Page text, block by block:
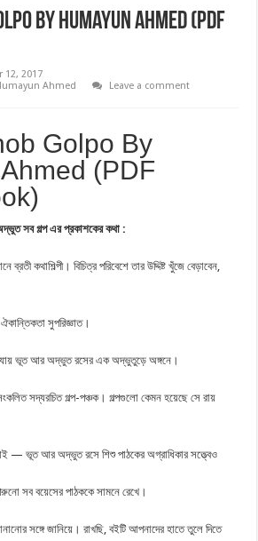
By Humayun Ahmed (PDF
12, 2017
Ahmed
Leave a comment
Golpo By
(PDF
গল্প এর প্রকাশকের কথা :
ব্রতী কথাশিল্পী। বিচিত্র পরিবেশে তার উদ্দিষ্ট খুঁজে বেড়াবেন,
সুপরিজ্ঞাত।
যায় ভূত আর অদ্ভুত রসের এক অদ্ভুতুড়ে অঙ্গনে।
সদ্যরচিত গল্প-পঞ্চক। গল্পগুলাে কেমন হয়েছে সে রায়
— ভূত আর অদ্ভুত রসে শিশু পাঠকের অগ্রাধিকার সত্ত্বেও
সব বয়েসের পাঠককে সামনে রেখে।
সঙ্গে জানিয়ে। রাখছি, বইটি আপনাদের হাতে তুলে দিতে